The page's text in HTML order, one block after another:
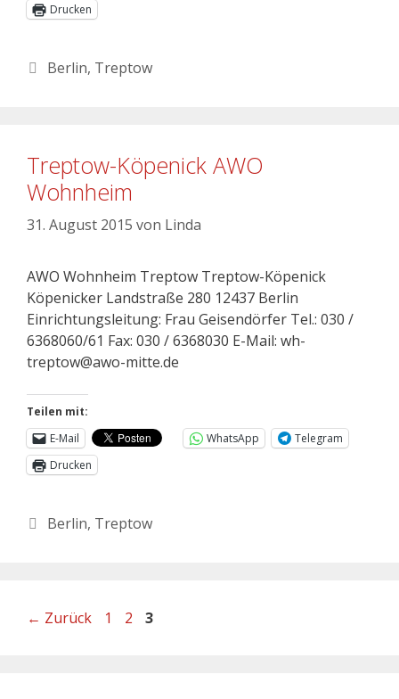
Drucken
Berlin, Treptow
Treptow-Köpenick AWO
Wohnheim
31. August 2015 von Linda
AWO Wohnheim Treptow Treptow-Köpenick
Köpenicker Landstraße 280 12437 Berlin
Einrichtungsleitung: Frau Geisendörfer Tel.: 030 /
6368060/61 Fax: 030 / 6368030 E-Mail: wh-
treptow@awo-mitte.de
Teilen mit:
E-Mail
WhatsApp
Telegram
Drucken
Berlin, Treptow
← Zurück 1 2 3